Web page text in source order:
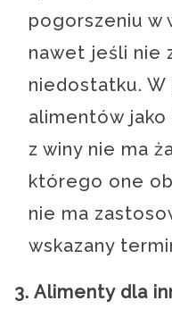
pogorszeniu w
nawet jeśli nie
niedostatku.
alimentów
z winy nie ma
którego one
nie ma
wskazany
3. Alimenty dla